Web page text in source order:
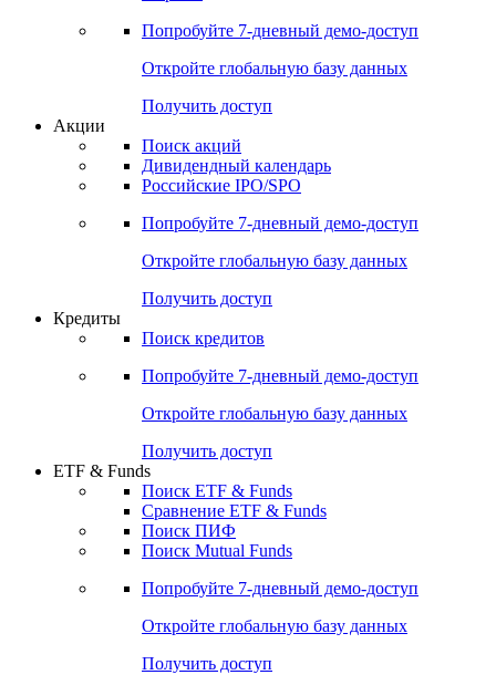
Cbonds Pages
Опросы
Попробуйте7-дневный
Откройте глобальную базу данных
Получить доступ
Поиск акций
Российские IPO/SPO
Попробуйте7-дневный
Откройте глобальную базу данных
Получить доступ
Поиск кредитов
Попробуйте7-дневный
Откройте глобальную базу данных
Получить доступ
ETF & Funds
Сравнение ETF & Funds
Поиск Mutual Funds
Попробуйте7-дневный